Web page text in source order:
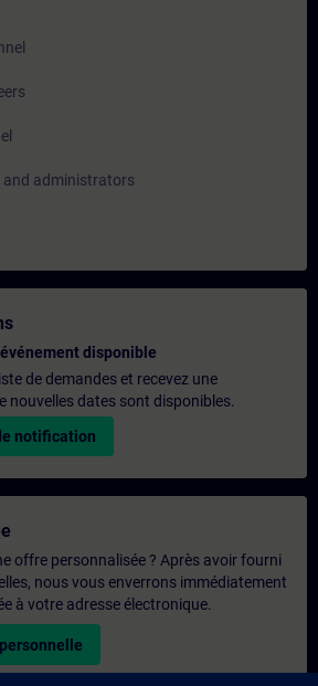
administrators
disponible
de demandes et recevez une
nouvelles dates sont disponibles.
notification
offre personnalisée ? Après avoir fourni
nous vous enverrons immédiatement
à votre adresse électronique.